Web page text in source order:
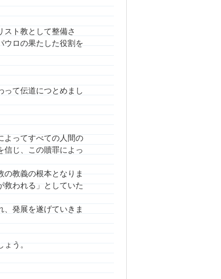
スト教として整備さ
ウロの果たした役割を
って伝道につとめまし
よってすべての人間の
信じ、この贖罪によっ
教義の根本となりま
救われる」としていた
発展を遂げていきま
う。